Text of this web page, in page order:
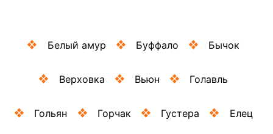
Белый амур Буффало Бычок
Верховка Вьюн Голавль
Гольян Горчак Густера Елец